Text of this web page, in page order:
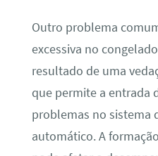
Outro problema
excessiva no
resultado de uma
que permite a entrada
problemas no sistema
automático. A